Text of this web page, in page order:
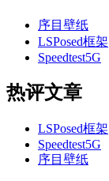
序目壁纸
LSPosed框架
Speedtest5G
热评文章
LSPosed框架
Speedtest5G
序目壁纸